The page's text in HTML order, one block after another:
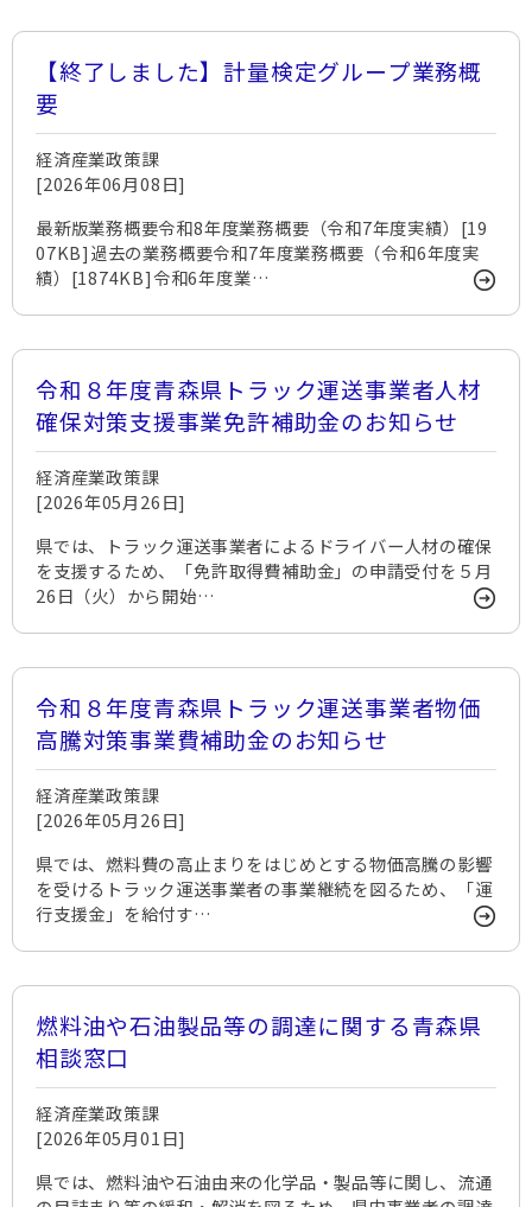
【終了しました】計量検定グループ業務概
要
経済産業政策課
[2026年06月08日]
最新版業務概要令和8年度業務概要（令和7年度実績）[19
07KB]過去の業務概要令和7年度業務概要（令和6年度実
績）[1874KB]令和6年度業…
令和８年度青森県トラック運送事業者人材
確保対策支援事業免許補助金のお知らせ
経済産業政策課
[2026年05月26日]
県では、トラック運送事業者によるドライバー人材の確保
を支援するため、「免許取得費補助金」の申請受付を５月
26日（火）から開始…
令和８年度青森県トラック運送事業者物価
高騰対策事業費補助金のお知らせ
経済産業政策課
[2026年05月26日]
県では、燃料費の高止まりをはじめとする物価高騰の影響
を受けるトラック運送事業者の事業継続を図るため、「運
行支援金」を給付す…
燃料油や石油製品等の調達に関する青森県
相談窓口
経済産業政策課
[2026年05月01日]
県では、燃料油や石油由来の化学品・製品等に関し、流通